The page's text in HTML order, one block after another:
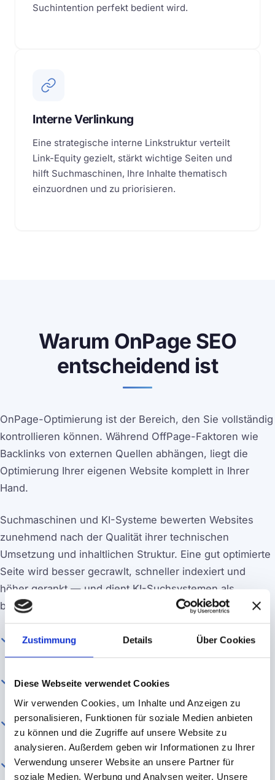
Zustimmung Details Über Cookies
Diese Webseite verwendet Cookies
Wir verwenden Cookies, um Inhalte und Anzeigen zu
personalisieren, Funktionen für soziale Medien anbieten
zu können und die Zugriffe auf unsere Website zu
analysieren. Außerdem geben wir Informationen zu Ihrer
Verwendung unserer Website an unsere Partner für
soziale Medien, Werbung und Analysen weiter. Unsere
Suchintention perfekt bedient wird.
Interne Verlinkung
Eine strategische interne Linkstruktur verteilt
Link-Equity gezielt, stärkt wichtige Seiten und
hilft Suchmaschinen, Ihre Inhalte thematisch
einzuordnen und zu priorisieren.
Warum OnPage SEO
entscheidend ist
OnPage-Optimierung ist der Bereich, den Sie vollständig
kontrollieren können. Während OffPage-Faktoren wie
Backlinks von externen Quellen abhängen, liegt die
Optimierung Ihrer eigenen Website komplett in Ihrer
Hand.
Suchmaschinen und KI-Systeme bewerten Websites
zunehmend nach der Qualität ihrer technischen
Umsetzung und inhaltlichen Struktur. Eine gut optimierte
Seite wird besser gecrawlt, schneller indexiert und
höher gerankt — und dient KI-Suchsystemen als
bevorzugte Quelle für Antworten.
Bessere Rankings
— Optimierte Seiten ranken
systematisch besser für relevante Suchbegriffe
Höhere Klickraten— Überzeugende Title Tags und
Bessere User Experience— Schnelle Ladezeiten
und klare Struktur reduzieren Absprungraten
KI-Sichtbarkeit— Strukturierte Inhalte werden von